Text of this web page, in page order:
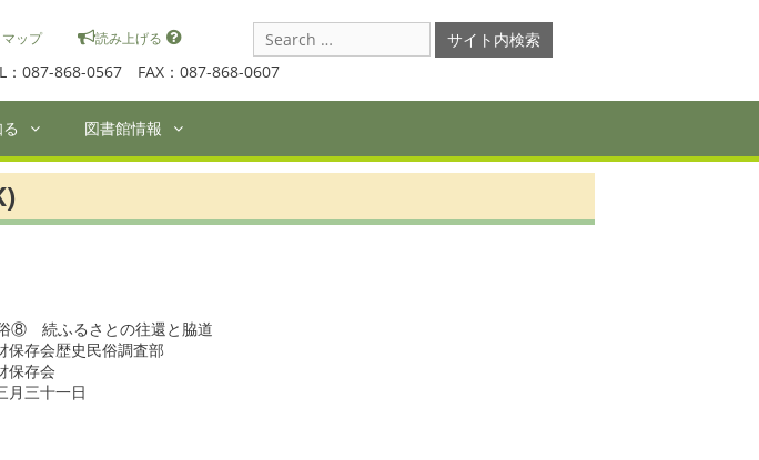
ップ 読み上げる
087-868-0567 FAX：087-868-0607
Search
for:
図書館情報
⑧　続ふるさとの往還と脇道
保存会歴史民俗調査部
保存会
月三十一日